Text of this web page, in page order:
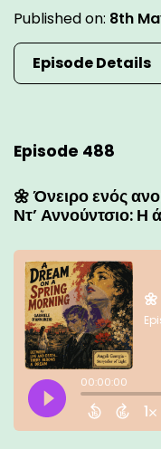
Published on: 8th
Episode Details
Episode 488
🌼 Όνειρο ενός
Ντ’ Αννούντσιο: Η